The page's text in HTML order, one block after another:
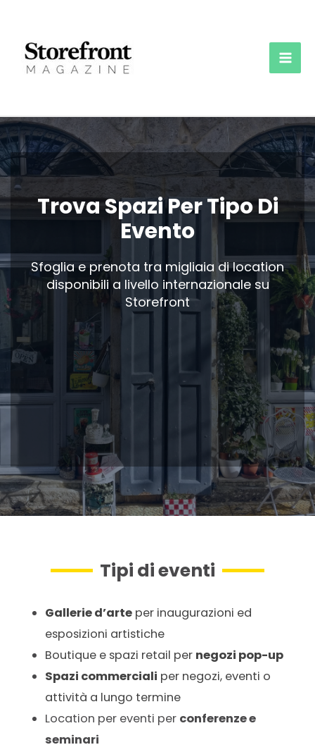
contenuto
Trova Spazi Per Tipo Di
Evento
Sfoglia e prenota tra migliaia di location
disponibili a livello internazionale su
Storefront
Tipi di eventi
Gallerie d’arte per inaugurazioni ed
esposizioni artistiche
Boutique e spazi retail per negozi pop-up
Spazi commerciali per negozi, eventi o
attività a lungo termine
Location per eventi per conferenze e
seminari